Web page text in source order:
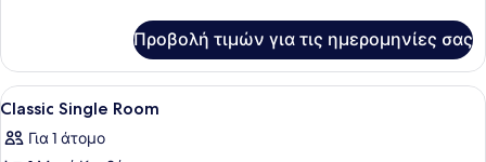
Double
Room
Προβολή τιμών για τις ημερομηνίες σας
Προβολή
όλων
των
Κλινοσκεπάσματα υψηλής
4
Classic Single Room
Για 1 άτομο